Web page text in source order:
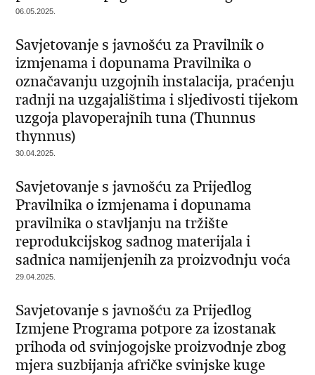
06.05.2025.
Savjetovanje s javnošću za Pravilnik o
izmjenama i dopunama Pravilnika o
označavanju uzgojnih instalacija, praćenju
radnji na uzgajalištima i sljedivosti tijekom
uzgoja plavoperajnih tuna (Thunnus
thynnus)
30.04.2025.
Savjetovanje s javnošću za Prijedlog
Pravilnika o izmjenama i dopunama
pravilnika o stavljanju na tržište
reprodukcijskog sadnog materijala i
sadnica namijenjenih za proizvodnju voća
29.04.2025.
Savjetovanje s javnošću za Prijedlog
Izmjene Programa potpore za izostanak
prihoda od svinjogojske proizvodnje zbog
mjera suzbijanja afričke svinjske kuge